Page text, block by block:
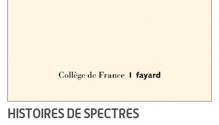
HISTOIRES DE SPECTRES